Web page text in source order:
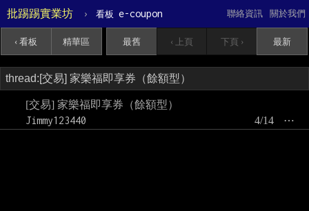
批踢踢實業坊 › 看板 e-coupon 關於我們
聯絡資訊
‹ 看板 精華區 最舊 ‹ 上頁 下頁 › 最新
[交易] 家樂福即享券（餘額型）
Jimmy123440
⋯
4/14